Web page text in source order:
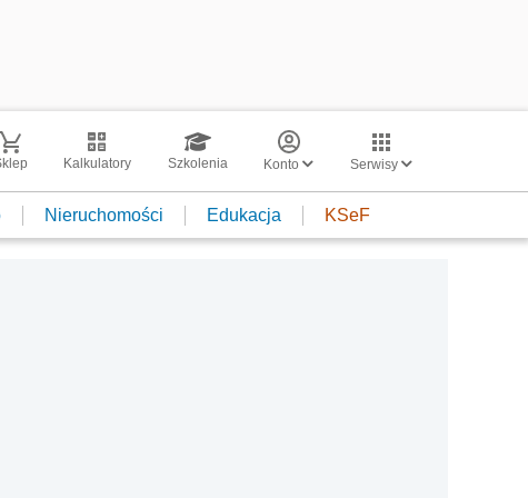
Kalkulatory Szkolenia Konto Serwisy
Nieruchomości Edukacja KSeF